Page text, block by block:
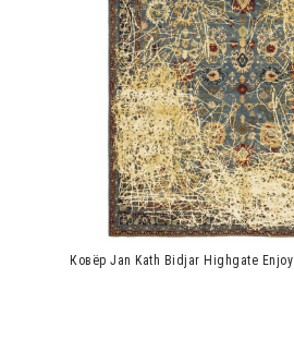
Ковёр Jan Kath Bidjar Highgate Enjoy